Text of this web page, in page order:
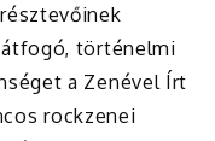
történelmi
a Zenével Írt
rockzenei